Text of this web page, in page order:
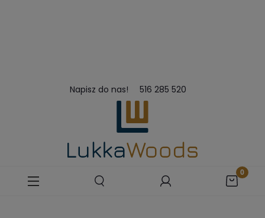
Napisz do nas! 516 285 520